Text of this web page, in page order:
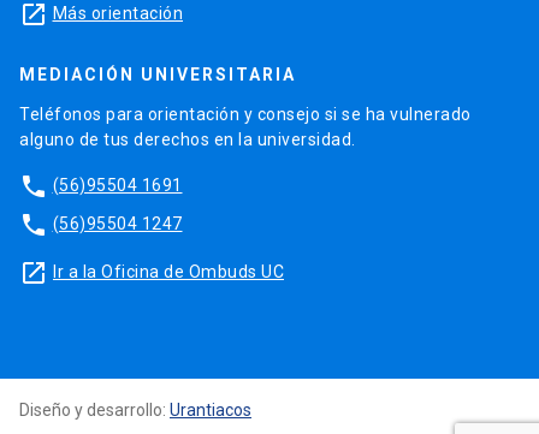
launch Más orientación
MEDIACIÓN UNIVERSITARIA
Teléfonos para orientación y consejo si se ha vulnerado
alguno de tus derechos en la universidad.
phone (56)95504 1691
phone (56)95504 1247
launch Ir a la Oficina de Ombuds UC
Diseño y desarrollo: Urantiacos